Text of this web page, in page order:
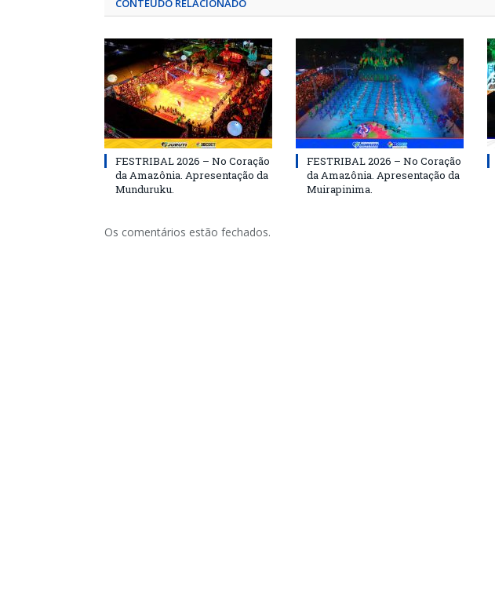
CONTEÚDO RELACIONADO
FESTRIBAL 2026 – No Coração
da Amazônia. Apresentação da
Munduruku.
FESTRIBAL 2026 – No Coração
da Amazônia. Apresentação da
Muirapinima.
Os comentários estão fechados.